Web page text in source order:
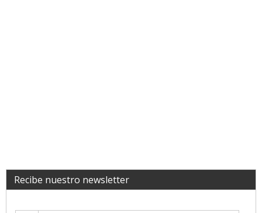
Recibe nuestro newsletter